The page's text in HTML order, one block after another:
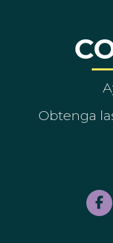
Obtenga